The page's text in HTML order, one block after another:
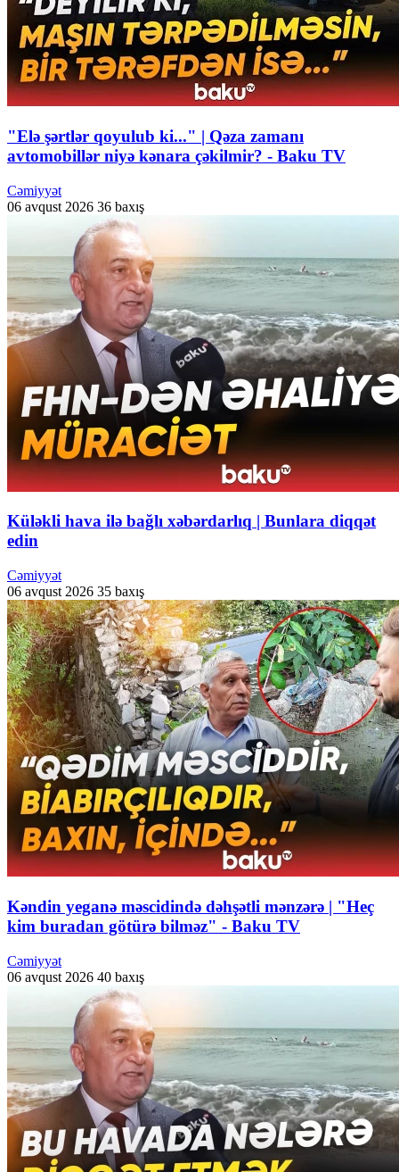
"Elə şərtlər qoyulub ki..." | Qəza zamanı
avtomobillər niyə kənara çəkilmir? - Baku TV
Cəmiyyət
06 avqust 2026 36 baxış
Küləkli hava ilə bağlı xəbərdarlıq | Bunlara diqqət
edin
Cəmiyyət
06 avqust 2026 35 baxış
Kəndin yeganə məscidində dəhşətli mənzərə | "Heç
kim buradan götürə bilməz" - Baku TV
Cəmiyyət
06 avqust 2026 40 baxış